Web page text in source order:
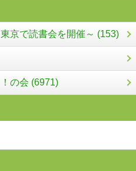
京で読書会を開催～ (153)
の会 (6971)